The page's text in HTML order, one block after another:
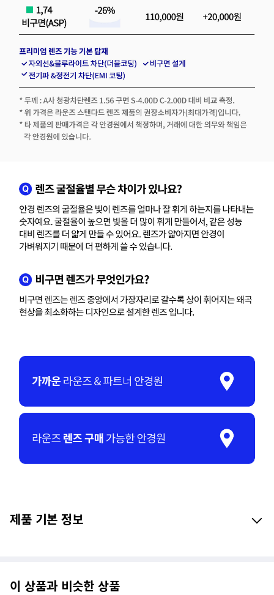
제품 기본 정보
이 상품과 비슷한 상품